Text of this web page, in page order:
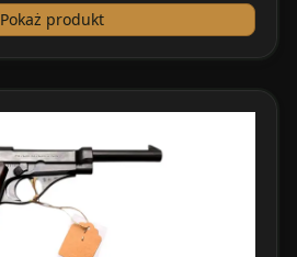
Pokaż produkt